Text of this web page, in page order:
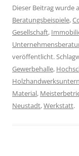
Dieser Beitrag wurde
Beratungsbeispiele,
Gesellschaft,
veröffentlicht.
Gewerbehalle,
Material,
Neustadt,Werkstatt.